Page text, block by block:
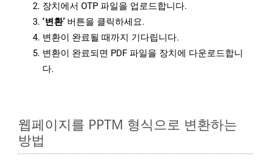
장치에서 OTP 파일을 업로드합니다.
‘변환’ 버튼을 클릭하세요.
변환이 완료될 때까지 기다립니다.
변환이 완료되면 PDF 파일을 장치에 다운로드합니
다.
웹페이지를 PPTM 형식으로 변환하는
방법